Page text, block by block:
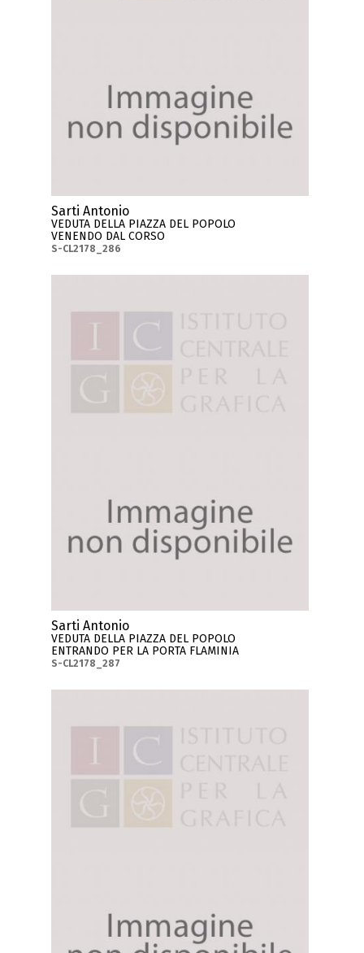
Sarti Antonio
VEDUTA DELLA PIAZZA DEL POPOLO
VENENDO DAL CORSO
S-CL2178_286
Sarti Antonio
VEDUTA DELLA PIAZZA DEL POPOLO
ENTRANDO PER LA PORTA FLAMINIA
S-CL2178_287